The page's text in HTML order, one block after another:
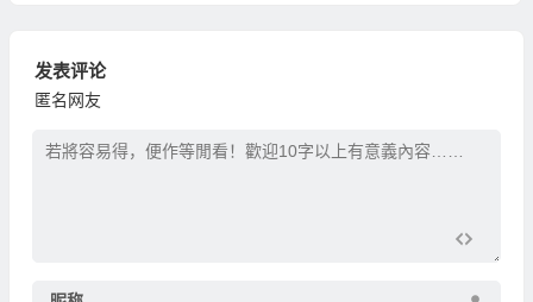
发表评论
匿名网友